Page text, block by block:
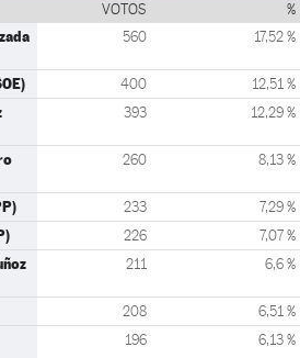
VOTOS %
560 17,52 %
400 12,51 %
393 12,29 %
260 8,13 %
233 7,29 %
226 7,07 %
211 6,6 %
208 6,51 %
196 6,13 %